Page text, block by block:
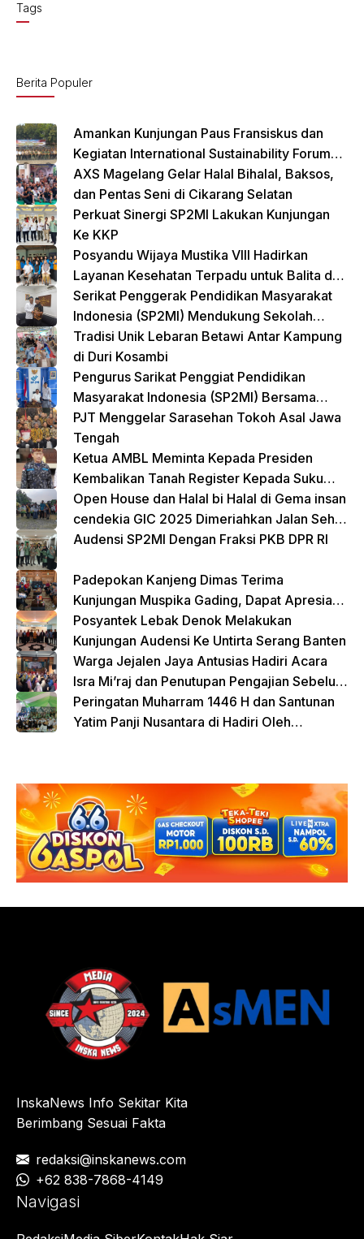
o
o
k
Tags
Berita Populer
Amankan Kunjungan Paus Fransiskus dan
Kegiatan International Sustainability Forum
(ISF) 2024 TNI-Polri Gelar Apel Pasukan
Gabungan
AXS Magelang Gelar Halal Bihalal, Baksos,
dan Pentas Seni di Cikarang Selatan
Perkuat Sinergi SP2MI Lakukan Kunjungan
Ke KKP
Posyandu Wijaya Mustika VIII Hadirkan
Layanan Kesehatan Terpadu untuk Balita dan
Lansia
Serikat Penggerak Pendidikan Masyarakat
Indonesia (SP2MI) Mendukung Sekolah
Rakyat yang Digagas oleh Kemensos
Tradisi Unik Lebaran Betawi Antar Kampung
di Duri Kosambi
Pengurus Sarikat Penggiat Pendidikan
Masyarakat Indonesia (SP2MI) Bersama
Nusadaya Akademik Kunjungi Kementerian
BP2MI
PJT Menggelar Sarasehan Tokoh Asal Jawa
Tengah
Ketua AMBL Meminta Kepada Presiden
Kembalikan Tanah Register Kepada Suku
Lampung
Open House dan Halal bi Halal di Gema insan
cendekia GIC 2025 Dimeriahkan Jalan Sehat
dan Bazar Kreatif
Audensi SP2MI Dengan Fraksi PKB DPR RI
Padepokan Kanjeng Dimas Terima
Kunjungan Muspika Gading, Dapat Apresiasi
atas Kontribusi Sosial dan Keagamaan
Posyantek Lebak Denok Melakukan
Kunjungan Audensi Ke Untirta Serang Banten
Warga Jejalen Jaya Antusias Hadiri Acara
Isra Mi’raj dan Penutupan Pengajian Sebelum
Ramadhan
Peringatan Muharram 1446 H dan Santunan
Yatim Panji Nusantara di Hadiri Oleh
InskaNews Info Sekitar Kita
Berimbang Sesuai Fakta
redaksi@inskanews.com
+62 838-7868-4149
Navigasi